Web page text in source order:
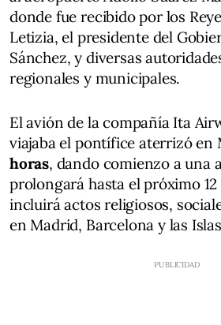
donde fue recibido por los
Letizia, el presidente del
Sánchez, y diversas
regionales y municipales.
El avión de la compañía Ita
viajaba el pontífice aterrizó en
horas, dando comienzo a una
prolongará hasta el próximo
incluirá actos religiosos,
en Madrid, Barcelona y las